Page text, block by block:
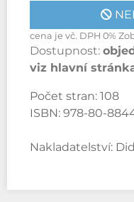
cena je vč. DPH 0%
Dostupnost:
viz hlavní
Počet stran: 108
ISBN: 978-80-
Nakladatelství: